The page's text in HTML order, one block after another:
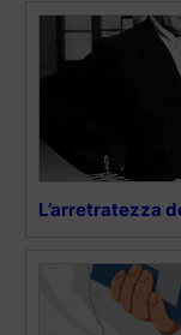
L’arretratezza